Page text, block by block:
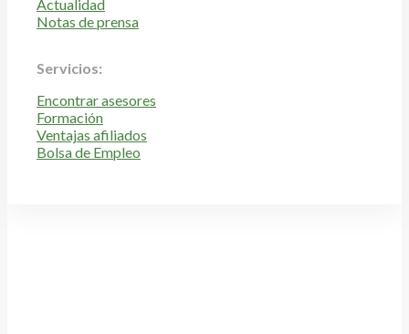
Actualidad
Notas de prensa
Servicios:
Encontrar asesores
Formación
Ventajas afiliados
Bolsa de Empleo